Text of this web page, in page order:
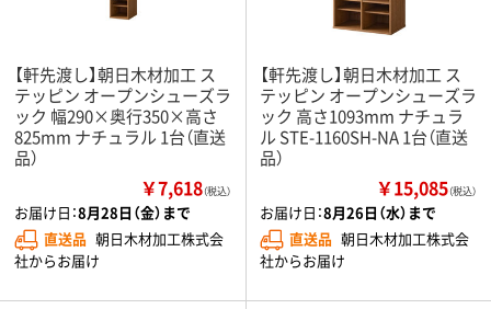
【軒先渡し】朝日木材加工 ス
テッピン オープンシューズラ
ック 幅290×奥行350×高さ
825mm ナチュラル 1台（直送
品）
￥7,618（税込）
お届け日：8月28日（金）まで
直送品 朝日木材加工株式会
社からお届け
【軒先渡し】朝日木材加工 ス
テッピン オープンシューズラ
ック 高さ1093mm ナチュラ
ル STE-1160SH-NA 1台（直送
品）
￥15,085（税込）
お届け日：8月26日（水）まで
直送品 朝日木材加工株式会
社からお届け